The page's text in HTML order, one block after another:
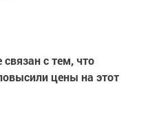
с тем, что
цены на этот